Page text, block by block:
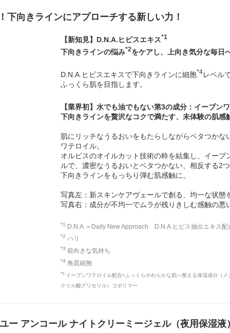
下向きラインにアプローチする新しい力！
【新知見】D.N.A.ヒビスエキス*1
下向きラインの悩み*2をケアし、上向き気分な毎日
D.N.A.ヒビスエキスで下向きラインに細胞*4レベル
ふっくら肌を目指します。
【業界初】水でも油でもない第3の成分： イーブン
下向きラインを贅沢なコクで満たす、未体験の肌感
肌にリッチなうるおいをもたらしながらベタつか
ワテロイル。
オルビスのオイルカット技術の粋を結集し、イー
ルで、濃密なうるおいとベタつかない、相反する2
下向きラインをもっちり弾む肌感触に。
写真左：新スキンケアヴェールで創る、均一な状態
写真右：成分が不均一でムラが残りきしむ感触の悪
*1 D.N.A.＝Daily New Approach D.N.A.ヒビス抽出エキス配
*2 ハリ
*3 前向きな気持ち
*4 角質細胞
*5 イーブンワテロイル配合=ふっくらやわらかな肌へ整える保湿成分（
クリル酸グリセリル）コポリマー
ー アンコール ナイトクリーミージェル（夜用保湿